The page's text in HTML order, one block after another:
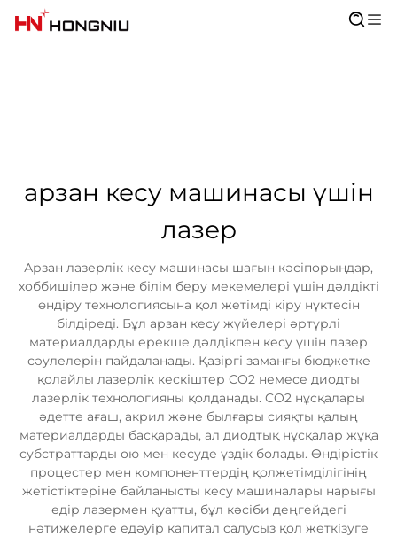
арзан кесу машинасы үшін
лазер
Арзан лазерлік кесу машинасы шағын кәсіпорындар,
хоббишілер және білім беру мекемелері үшін дәлдікті
өндіру технологиясына қол жетімді кіру нүктесін
білдіреді. Бұл арзан кесу жүйелері әртүрлі
материалдарды ерекше дәлдікпен кесу үшін лазер
сәулелерін пайдаланады. Қазіргі заманғы бюджетке
қолайлы лазерлік кескіштер CO2 немесе диодты
лазерлік технологияны қолданады. CO2 нұсқалары
әдетте ағаш, акрил және былғары сияқты қалың
материалдарды басқарады, ал диодтық нұсқалар жұқа
субстраттарды ою мен кесуде үздік болады. Өндiрiстiк
процестер мен компоненттердiң қолжетімділiгiнiң
жетістіктерiне байланысты кесу машиналары нарығы
едiр лазермен қуатты, бұл кәсiби деңгейдегi
нәтижелерге едәуiр капитал салусыз қол жеткiзуге